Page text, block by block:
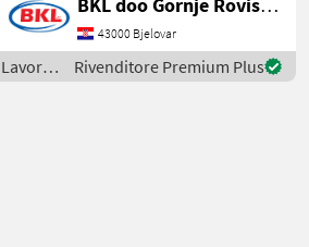
Böschungswinkel in ° 30 -
Breite oben bis 82cm -
Breite unten 18cm - Tie
43000 Bjelovar
Lavorazione
terreno
Rivenditore Premium Plus